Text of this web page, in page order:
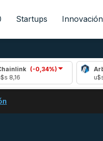
Startups Innovación
0,34%)
Arbitrum
(-
TRADE DE BITCOIN Y